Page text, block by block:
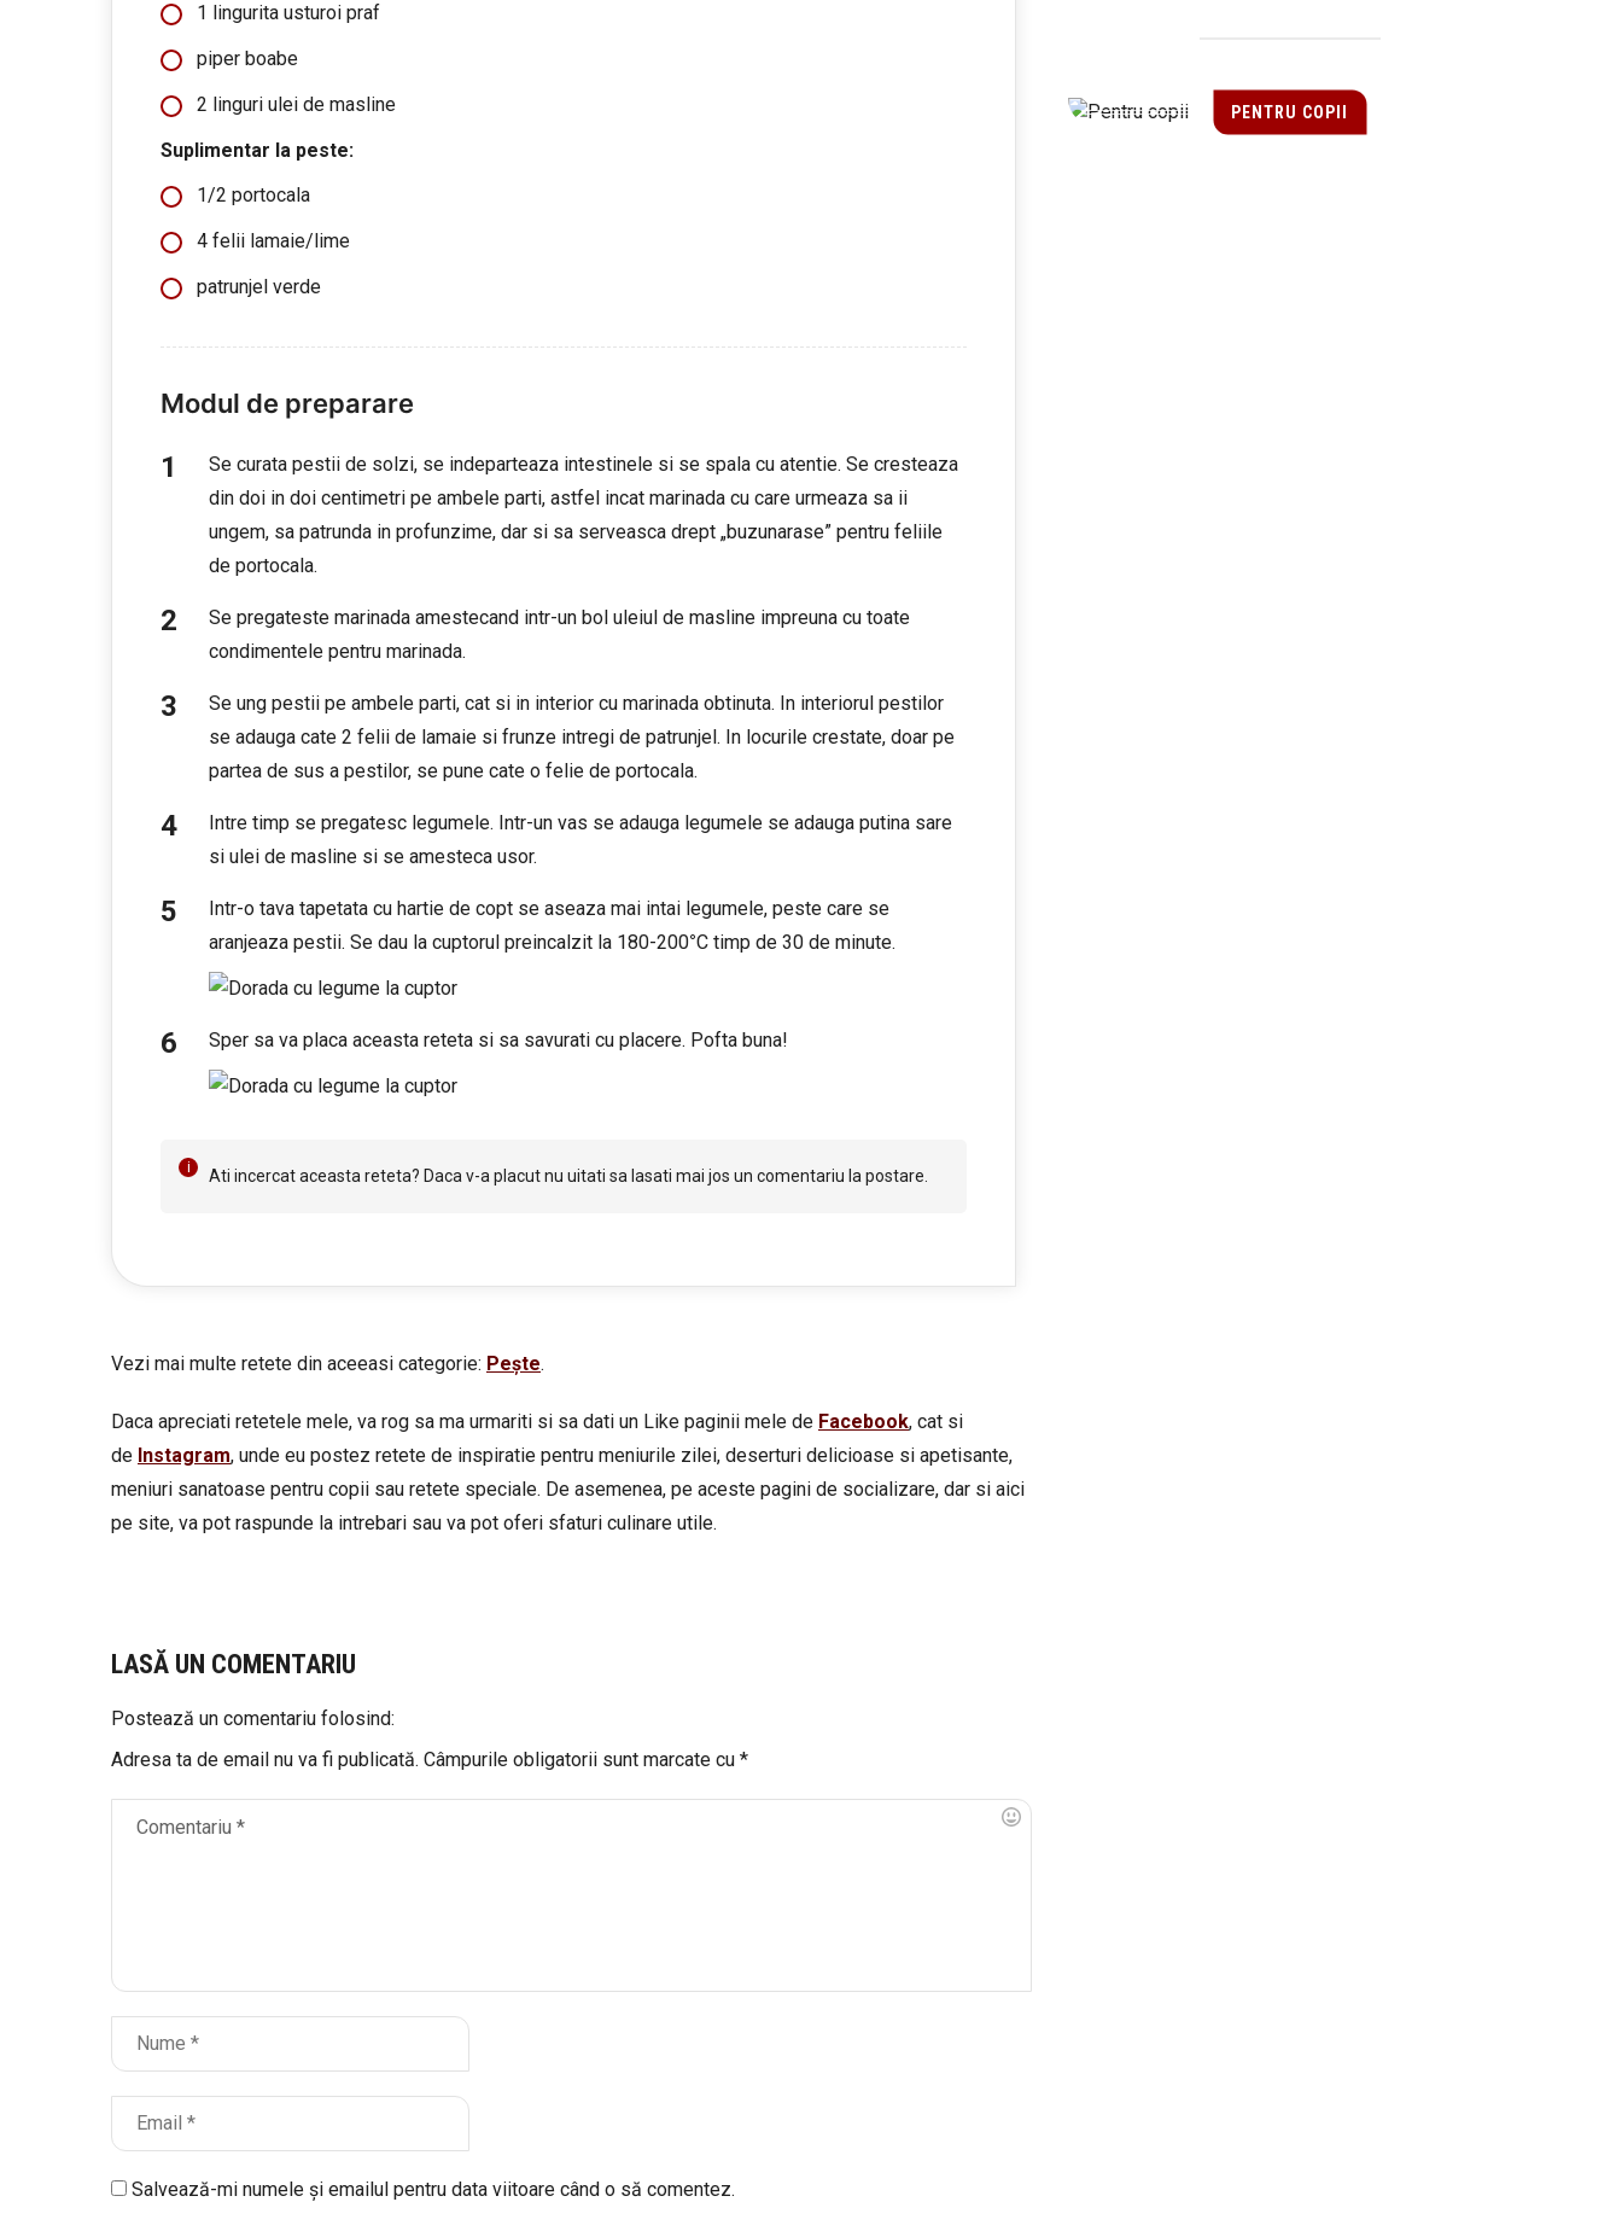
1 lingurita usturoi praf
piper boabe
2 linguri ulei de masline
Suplimentar la peste:
1/2 portocala
4 felii lamaie/lime
patrunjel verde
Modul de preparare
Se curata pestii de solzi, se indeparteaza intestinele si se spala cu atentie. Se cresteaza
din doi in doi centimetri pe ambele parti, astfel incat marinada cu care urmeaza sa ii
ungem, sa patrunda in profunzime, dar si sa serveasca drept „buzunarase” pentru feliile
de portocala.
Se pregateste marinada amestecand intr-un bol uleiul de masline impreuna cu toate
condimentele pentru marinada.
Se ung pestii pe ambele parti, cat si in interior cu marinada obtinuta. In interiorul pestilor
se adauga cate 2 felii de lamaie si frunze intregi de patrunjel. In locurile crestate, doar pe
partea de sus a pestilor, se pune cate o felie de portocala.
Intre timp se pregatesc legumele. Intr-un vas se adauga legumele se adauga putina sare
si ulei de masline si se amesteca usor.
Intr-o tava tapetata cu hartie de copt se aseaza mai intai legumele, peste care se
aranjeaza pestii. Se dau la cuptorul preincalzit la 180-200°C timp de 30 de minute.
Sper sa va placa aceasta reteta si sa savurati cu placere. Pofta buna!
Ati incercat aceasta reteta? Daca v-a placut nu uitati sa lasati mai jos un comentariu la postare.
Vezi mai multe retete din aceeasi categorie: Pește.
Daca apreciati retetele mele, va rog sa ma urmariti si sa dati un Like paginii mele de Facebook, cat si
de Instagram, unde eu postez retete de inspiratie pentru meniurile zilei, deserturi delicioase si apetisante,
meniuri sanatoase pentru copii sau retete speciale. De asemenea, pe aceste pagini de socializare, dar si aici
pe site, va pot raspunde la intrebari sau va pot oferi sfaturi culinare utile.
LASĂ UN COMENTARIU
Postează un comentariu folosind:
Adresa ta de email nu va fi publicată. Câmpurile obligatorii sunt marcate cu *
Salvează-mi numele și emailul pentru data viitoare când o să comentez.
PENTRU COPII